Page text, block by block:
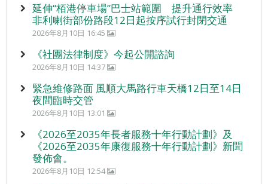
延伸“栢港停車場”巴士站範圍 提升通行效率
非利喇街部份路段12日起按序試行封閉交通
2026年8月10日 16:45
《社團法律制度》今起公開諮詢
2026年8月10日 14:37
緊急維修路面 風順大馬路行車天橋12日至14日
夜間臨時交管
2026年8月10日 13:01
《2026至2035年長者服務十年行動計劃》及
《2026至2035年康復服務十年行動計劃》新聞
發佈會。
2026年8月10日 12:54